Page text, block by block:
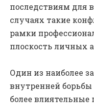
последствиям для
случаях такие
рамки
плоскость личных
Один из наиболее
внутренней борьбы
более